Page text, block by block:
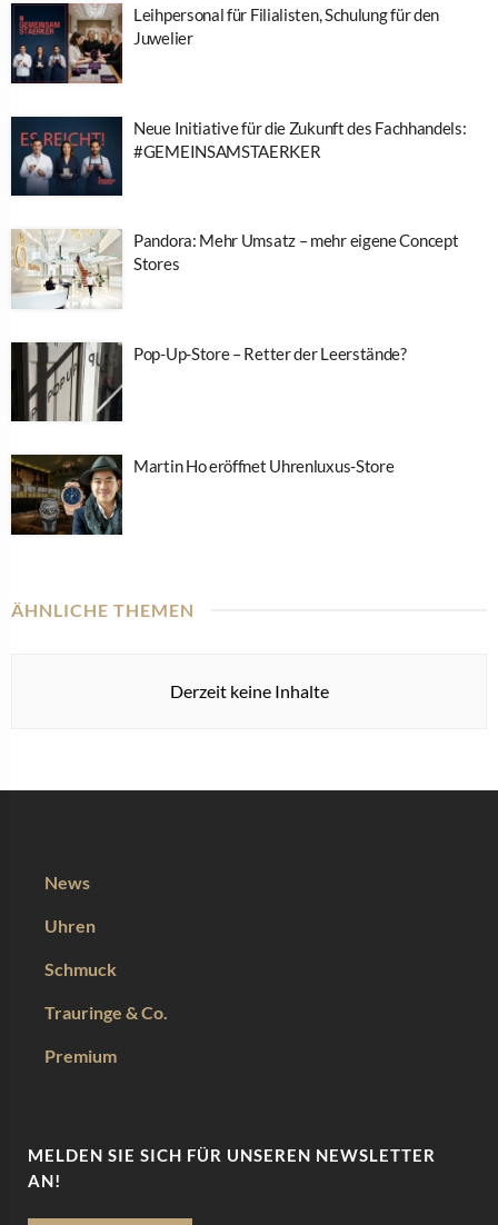
Leihpersonal für Filialisten, Schulung für den
Juwelier
Neue Initiative für die Zukunft des Fachhandels:
#GEMEINSAMSTAERKER
Pandora: Mehr Umsatz – mehr eigene Concept
Stores
Pop-Up-Store – Retter der Leerstände?
Martin Ho eröffnet Uhrenluxus-Store
ÄHNLICHE THEMEN
Derzeit keine Inhalte
News
Uhren
Schmuck
Trauringe & Co.
Premium
MELDEN SIE SICH FÜR UNSEREN NEWSLETTER
AN!